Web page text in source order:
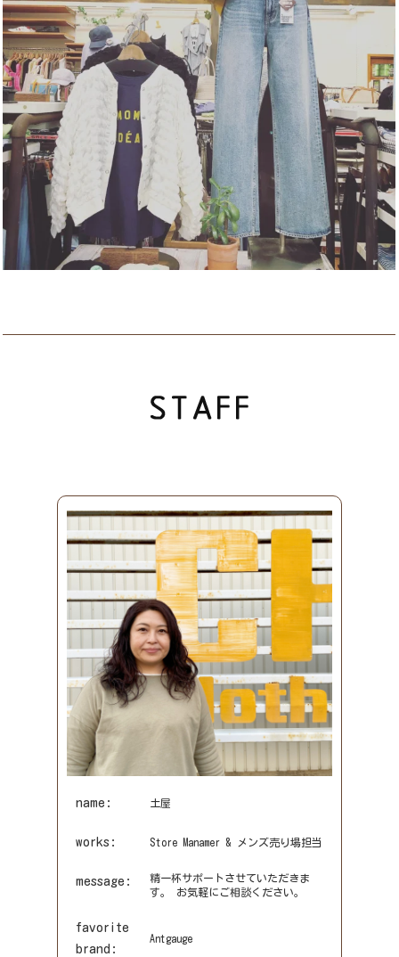
name: 山下
works: 雑貨売り場担当
message:
お客様が楽しくお買い物できるよう
に、お手伝いさせて頂きます。
favorite
brand:
flamingo firm